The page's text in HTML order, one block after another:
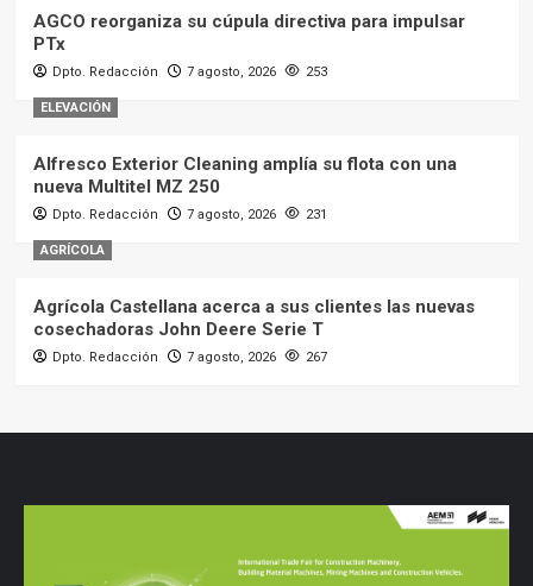
AGCO reorganiza su cúpula directiva para impulsar
PTx
Dpto. Redacción 7 agosto, 2026 253
ELEVACIÓN
Alfresco Exterior Cleaning amplía su flota con una
nueva Multitel MZ 250
Dpto. Redacción 7 agosto, 2026 231
AGRÍCOLA
Agrícola Castellana acerca a sus clientes las nuevas
cosechadoras John Deere Serie T
Dpto. Redacción 7 agosto, 2026 267